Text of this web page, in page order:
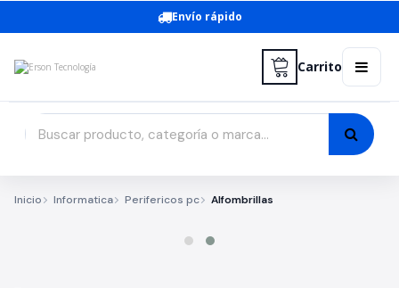
Envío rápido
Carrito
Inicio Informatica Perifericos pc Alfombrillas